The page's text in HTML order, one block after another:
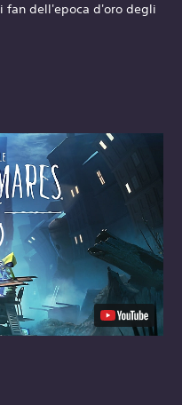
fan dell'epoca d'oro degli